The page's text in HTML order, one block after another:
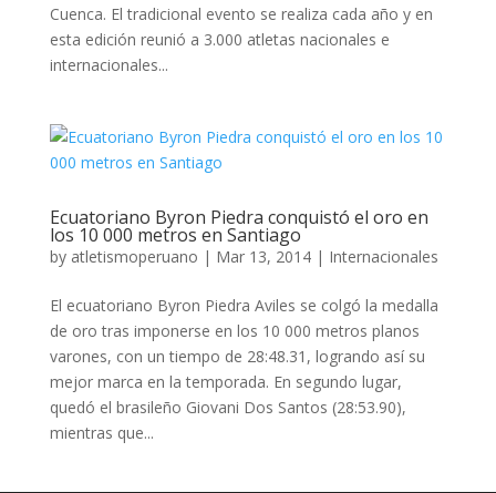
Cuenca. El tradicional evento se realiza cada año y en
esta edición reunió a 3.000 atletas nacionales e
internacionales...
Ecuatoriano Byron Piedra conquistó el oro en
los 10 000 metros en Santiago
by atletismoperuano | Mar 13, 2014| Internacionales
El ecuatoriano Byron Piedra Aviles se colgó la medalla
de oro tras imponerse en los 10 000 metros planos
varones, con un tiempo de 28:48.31, logrando así su
mejor marca en la temporada. En segundo lugar,
quedó el brasileño Giovani Dos Santos (28:53.90),
mientras que...